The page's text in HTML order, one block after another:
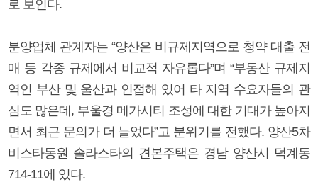
로 보인다.
분양업체 관계자는 “양산은 비규제지역으로 청약 대출 전
매 등 각종 규제에서 비교적 자유롭다”며 “부동산 규제지
역인 부산 및 울산과 인접해 있어 타 지역 수요자들의 관
심도 많은데, 부울경 메가시티 조성에 대한 기대가 높아지
면서 최근 문의가 더 늘었다”고 분위기를 전했다. 양산5차
비스타동원 솔라스타의 견본주택은 경남 양산시 덕계동
714-11에 있다.